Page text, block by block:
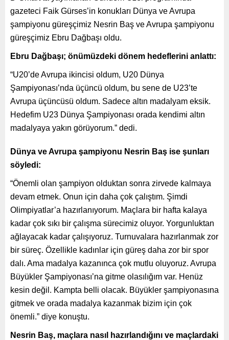
gazeteci Faik Gürses’in konukları Dünya ve Avrupa
şampiyonu güreşçimiz Nesrin Baş ve Avrupa şampiyonu
güreşçimiz Ebru Dağbaşı oldu.
Ebru Dağbaşı; önümüzdeki dönem hedeflerini anlattı:
“U20’de Avrupa ikincisi oldum, U20 Dünya
Şampiyonası’nda üçüncü oldum, bu sene de U23’te
Avrupa üçüncüsü oldum. Sadece altın madalyam eksik.
Hedefim U23 Dünya Şampiyonası orada kendimi altın
madalyaya yakın görüyorum.” dedi.
Dünya ve Avrupa şampiyonu Nesrin Baş ise şunları
söyledi:
“Önemli olan şampiyon olduktan sonra zirvede kalmaya
devam etmek. Onun için daha çok çalıştım. Şimdi
Olimpiyatlar’a hazırlanıyorum. Maçlara bir hafta kalaya
kadar çok sıkı bir çalışma sürecimiz oluyor. Yorgunluktan
ağlayacak kadar çalışıyoruz. Turnuvalara hazırlanmak zor
bir süreç. Özellikle kadınlar için güreş daha zor bir spor
dalı. Ama madalya kazanınca çok mutlu oluyoruz. Avrupa
Büyükler Şampiyonası’na gitme olasılığım var. Henüz
kesin değil. Kampta belli olacak. Büyükler şampiyonasına
gitmek ve orada madalya kazanmak bizim için çok
önemli.” diye konuştu.
Nesrin Baş, maçlara nasıl hazırlandığını ve maçlardaki